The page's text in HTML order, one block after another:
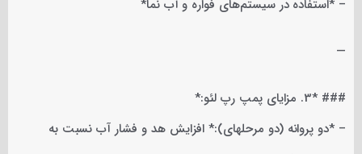
– *استفاده در سیستم‌های فواره و آب نما*
—
### *3. مزایای پمپ رپ لئو:*
– *دو پروانه (دو مرحلهای):* افزایش هد و فشار آب نسبت به